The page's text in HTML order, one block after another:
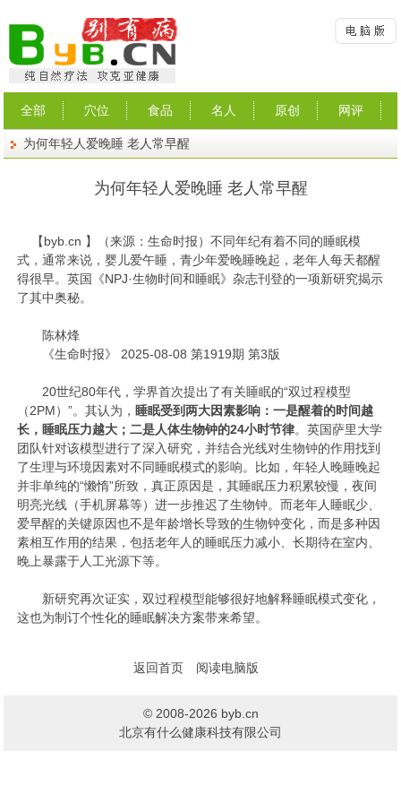
全部 穴位 食品 名人 原创 网评
为何年轻人爱晚睡 老人常早醒
为何年轻人爱晚睡 老人常早醒
【byb.cn 】（来源：生命时报）不同年纪有着不同的睡眠模
式，通常来说，婴儿爱午睡，青少年爱晚睡晚起，老年人每天都醒
得很早。英国《NPJ·生物时间和睡眠》杂志刊登的一项新研究揭示
了其中奥秘。
陈林烽
《生命时报》 2025-08-08 第1919期 第3版
20世纪80年代，学界首次提出了有关睡眠的“双过程模型
（2PM）”。其认为， 睡眠受到两大因素影响：一是醒着的时间越
长，睡眠压力越大；二是人体生物钟的24小时节律。英国萨里大学
团队针对该模型进行了深入研究，并结合光线对生物钟的作用找到
了生理与环境因素对不同睡眠模式的影响。比如，年轻人晚睡晚起
并非单纯的“懒惰”所致，真正原因是，其睡眠压力积累较慢，夜间
明亮光线（手机屏幕等）进一步推迟了生物钟。而老年人睡眠少、
爱早醒的关键原因也不是年龄增长导致的生物钟变化，而是多种因
素相互作用的结果，包括老年人的睡眠压力减小、长期待在室内、
晚上暴露于人工光源下等。
新研究再次证实，双过程模型能够很好地解释睡眠模式变化，
这也为制订个性化的睡眠解决方案带来希望。
返回首页 阅读电脑版
© 2008-2026 byb.cn
北京有什么健康科技有限公司